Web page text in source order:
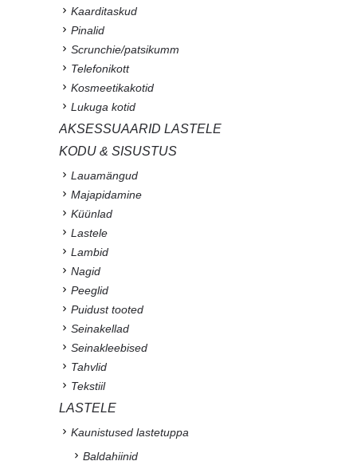
Kaarditaskud
Pinalid
Scrunchie/patsikumm
Telefonikott
Kosmeetikakotid
Lukuga kotid
AKSESSUAARID LASTELE
KODU & SISUSTUS
Lauamängud
Majapidamine
Küünlad
Lastele
Lambid
Nagid
Peeglid
Puidust tooted
Seinakellad
Seinakleebised
Tahvlid
Tekstiil
LASTELE
Kaunistused lastetuppa
Baldahiinid